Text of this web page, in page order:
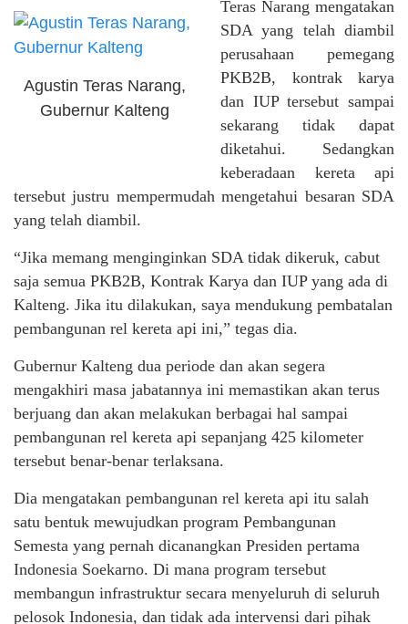
Agustin Teras Narang,
Gubernur Kalteng
Teras Narang mengatakan
SDA yang telah diambil
perusahaan pemegang
PKB2B, kontrak karya
dan IUP tersebut sampai
sekarang tidak dapat
diketahui. Sedangkan
keberadaan kereta api
tersebut justru mempermudah mengetahui besaran SDA
yang telah diambil.
“Jika memang menginginkan SDA tidak dikeruk, cabut
saja semua PKB2B, Kontrak Karya dan IUP yang ada di
Kalteng. Jika itu dilakukan, saya mendukung pembatalan
pembangunan rel kereta api ini,” tegas dia.
Gubernur Kalteng dua periode dan akan segera
mengakhiri masa jabatannya ini memastikan akan terus
berjuang dan akan melakukan berbagai hal sampai
pembangunan rel kereta api sepanjang 425 kilometer
tersebut benar-benar terlaksana.
Dia mengatakan pembangunan rel kereta api itu salah
satu bentuk mewujudkan program Pembangunan
Semesta yang pernah dicanangkan Presiden pertama
Indonesia Soekarno. Di mana program tersebut
membangun infrastruktur secara menyeluruh di seluruh
pelosok Indonesia, dan tidak ada intervensi dari pihak